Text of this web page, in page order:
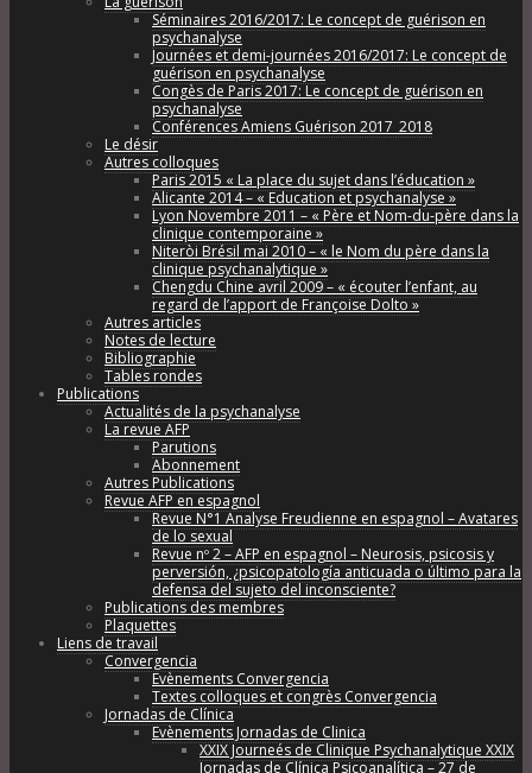
Séminaires 2016/2017: Le concept de guérison en
psychanalyse
Journées et demi-journées 2016/2017: Le concept de
guérison en psychanalyse
Congès de Paris 2017: Le concept de guérison en
psychanalyse
Conférences Amiens Guérison 2017_2018
Le désir
Autres colloques
Paris 2015 « La place du sujet dans l’éducation »
Alicante 2014 – « Education et psychanalyse »
Lyon Novembre 2011 – « Père et Nom-du-père dans la
clinique contemporaine »
Niteròi Brésil mai 2010 – « le Nom du père dans la
clinique psychanalytique »
Chengdu Chine avril 2009 – « écouter l’enfant, au
regard de l’apport de Françoise Dolto »
Autres articles
Notes de lecture
Bibliographie
Tables rondes
Publications
Actualités de la psychanalyse
La revue AFP
Parutions
Abonnement
Autres Publications
Revue AFP en espagnol
Revue N°1 Analyse Freudienne en espagnol – Avatares
de lo sexual
Revue nº 2 – AFP en espagnol – Neurosis, psicosis y
perversión, ¿psicopatología anticuada o último para la
defensa del sujeto del inconsciente?
Publications des membres
Plaquettes
Liens de travail
Convergencia
Evènements Convergencia
Textes colloques et congrès Convergencia
Jornadas de Clínica
Evènements Jornadas de Clinica
XXIX Journeés de Clinique Psychanalytique XXIX
Jornadas de Clínica Psicoanalítica – 27 de